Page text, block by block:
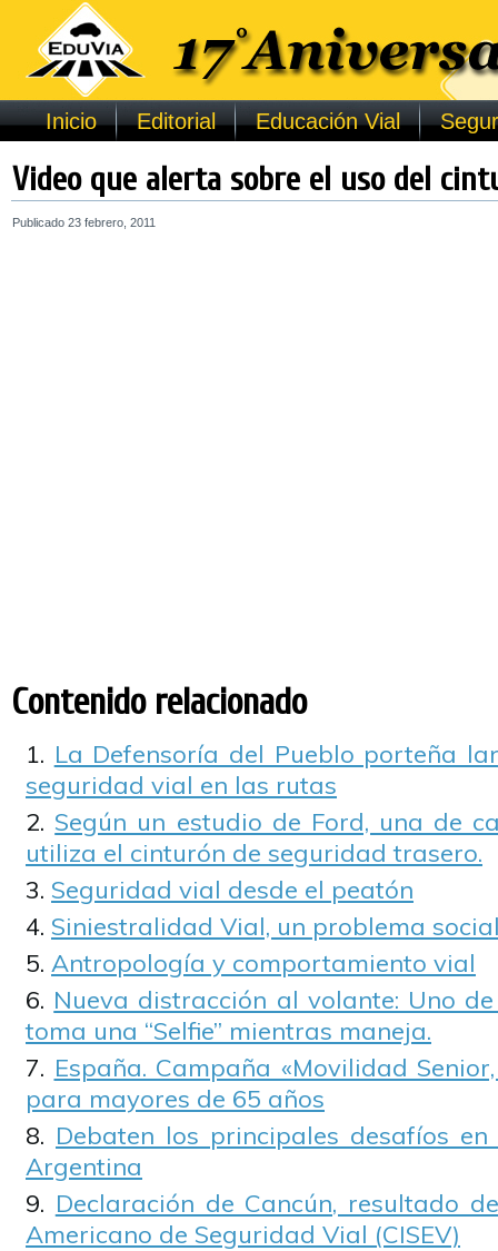
Inicio Editorial Educación Vial
Video que alerta sobre el uso del
Publicado 23 febrero, 2011
Contenido relacionado
La Defensoría del Pueblo porteña
seguridad vial en las rutas
Según un estudio de Ford, una de
utiliza el cinturón de seguridad trasero.
Seguridad vial desde el peatón
Siniestralidad Vial, un problema
Antropología y comportamiento vial
Nueva distracción al volante: Uno
toma una “Selfie” mientras maneja.
España. Campaña «Movilidad
para mayores de 65 años
Debaten los principales desafíos
Argentina
Declaración de Cancún, resultado
Americano de Seguridad Vial (CISEV)